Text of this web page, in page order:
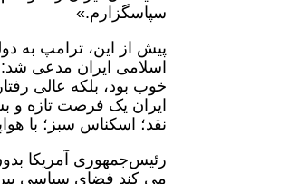
سپاسگزارم.»
اسلامی ایران مدعی شد:
خوب بود، بلکه عالی
نقد؛ اسکناس سبز؛ با
رئیس‌جمهوری آمریکا
می کند فضای سیاسی